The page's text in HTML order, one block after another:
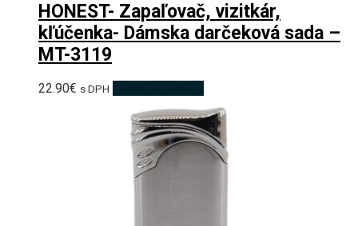
HONEST- Zapaľovač, vizitkár,
kľúčenka- Dámska darčeková sada –
MT-3119
22.90€ s DPH